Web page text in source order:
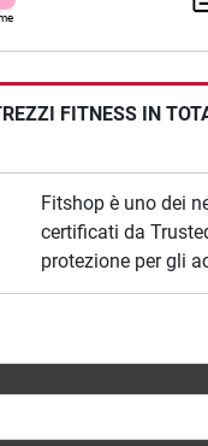
FITNESS IN
Fitshop è uno dei
certificati da
protezione per gli